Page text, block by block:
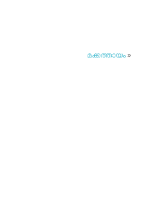
മക്കത്തായം»